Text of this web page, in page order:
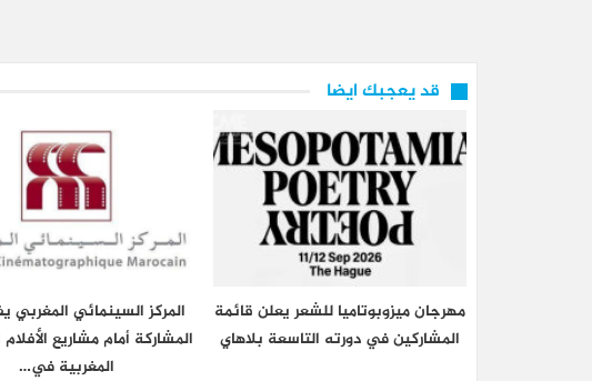
قد يعجبك ايضا
مهرجان ميزوبوتاميا للشعر يعلن قائمة
المشاركين في دورته التاسعة بلاهاي
المركز السينمائي المغربي
المشاركة أمام مشاريع الأفلام
المغربية في…